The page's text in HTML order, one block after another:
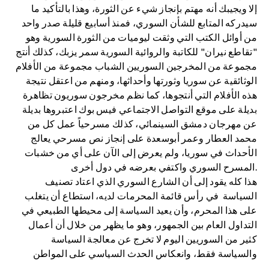
إلا ويجيبك أنه مهتم بإنجاز شيء عن الثورة، وهذا بالتأكيد ما
سيدركه المتابع للشأن السوري، فمنذ أسابيع قليلة صدر واحد
من أوائل الكتب التي وثقت ليوميات من الثورة السورية وهو
"تقاطع نيران" للكاتبة والروائية السورية سمر يزبك، كذلك أنتج
مجموعة من المخرجين السوريين الشباب مجموعة من الأفلام
الوثائقية عن سوريا وثورتها وأحداثها، ومنهم من اعتقل نتيجة
هذه الأفلام التي أنتجوها، كما نظم مخرجون سوريون تظاهرة
بديلة على موقع التواصل الاجتماعي فيس بوك اعتبروها بديلة
عن مهرجان دمشق السينمائي، كذلك مسرحياً عمل كل من
محمد العطار وعمر أبوسعدة على إنجاز نص مسرحي يعالج
الأحداث في سوريا، ولم يعرض إلى الآن على أي من خشبات
المسرح السوري واكتفي بعرضه في دول أخرى.
هذا كله يقود إلى أن الشارع السوري الذي اعتاد تصنيف
السياسة في رأس قائمة المحرمات لديه، استطاع أن يتغلب
على هذا المحرم، وأن يعيد السياسة إلى محيطها الطبيعي في
التداول العام بين الجمهور، وهو ما يظهر من خلال أن أعمال
كثير من السوريين اليوم لا تخرج عن معالجة السياسة
والسياسة فقط، وانعكاس الحدث السياسي على المواطن